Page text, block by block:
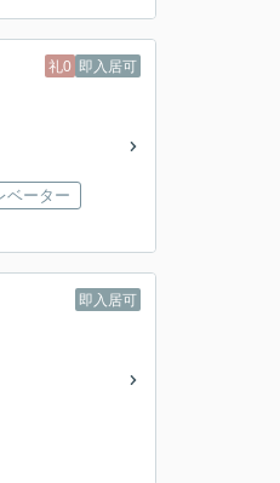
礼0 即入居可
ベーター
即入居可